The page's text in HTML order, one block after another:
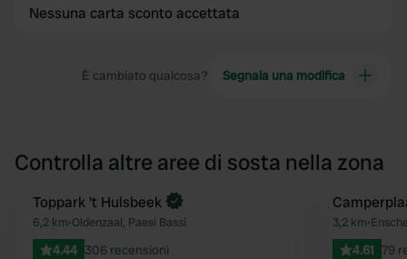
Nessuna carta sconto accettata
È cambiato qualcosa? Segnala una modifica
Controlla altre aree di sosta nella zona
Preferito
Prenota ora
Toppark ’t Hulsbeek
6,2 km•Oldenzaal, Paesi Bassi
4.44 306 recensioni
3,2 km•
4.61 79